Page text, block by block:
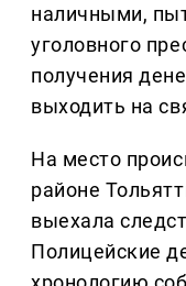
наличными,
уголовного
получения
выходить на
На место
районе
выехала
Полицейские